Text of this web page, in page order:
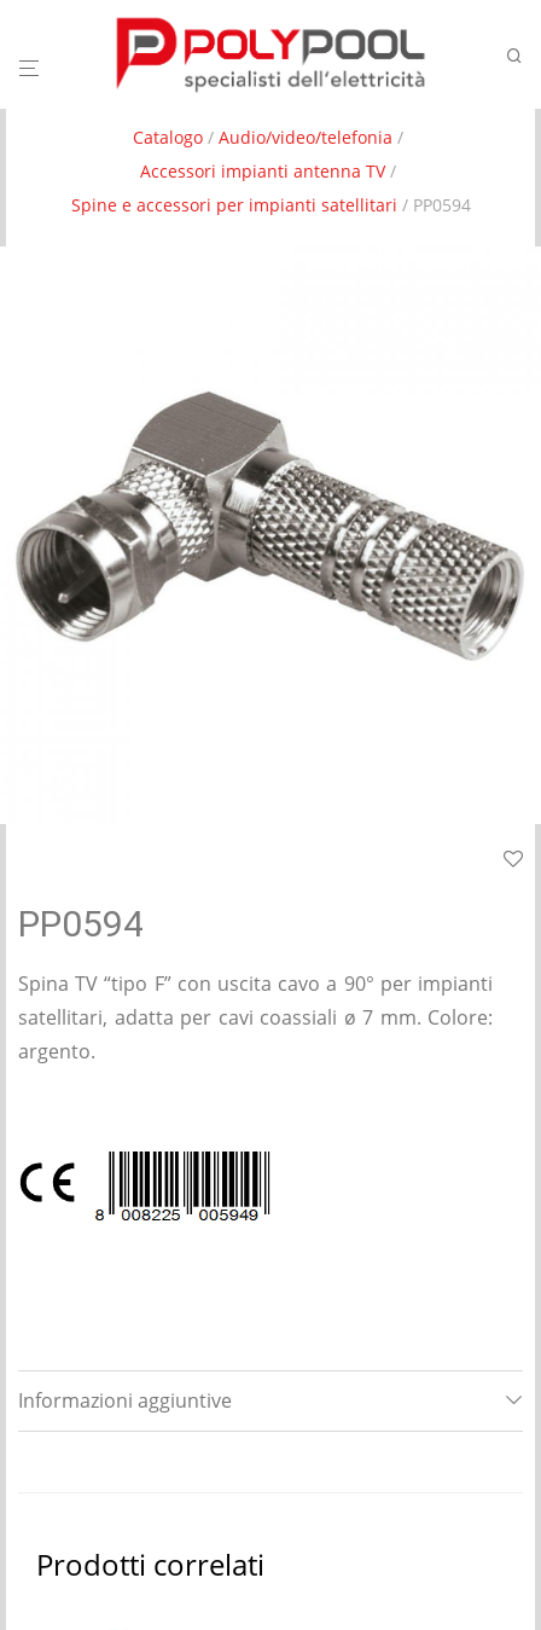
Catalogo / Audio/video/telefonia /
Accessori impianti antenna TV/
Spine e accessori per impianti satellitari / PP0594
PP0594
Spina TV “tipo F” con uscita cavo a 90° per impianti
satellitari, adatta per cavi coassiali ø 7 mm. Colore:
argento.
Informazioni aggiuntive
Prodotti correlati